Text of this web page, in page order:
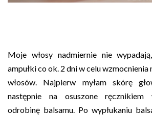
Moje włosy nadmiernie nie
ampułki co ok. 2 dni w celu
włosów. Najpierw myłam skórę
następnie na osuszone ręcznikiem
odrobinę balsamu. Po wypłukaniu